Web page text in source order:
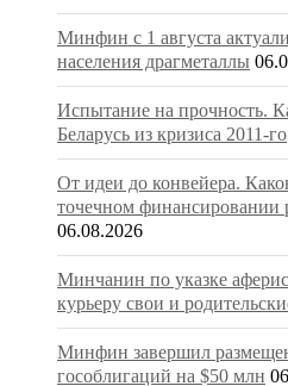
Минфин с 1 августа
населения драгметаллы
Испытание на прочность.
Беларусь из кризиса 2011-го
От идеи до конвейера.
точечном
06.08.2026
Минчанин по указке
курьеру свои и
Минфин завершил
гособлигаций на $50 млн